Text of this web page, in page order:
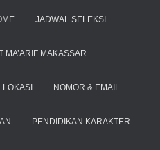
JADWAL SELEKSI
MA’ARIF MAKASSAR
LOKASI NOMOR & EMAIL
PENDIDIKAN KARAKTER